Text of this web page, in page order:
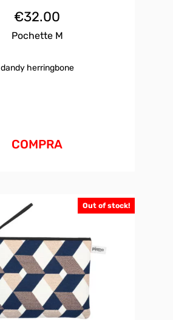
€32.00
Pochette M
dandy herringbone
COMPRA
Out of stock!